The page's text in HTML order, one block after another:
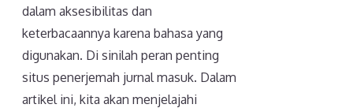
dalam aksesibilitas dan
keterbacaannya karena bahasa yang
digunakan. Di sinilah peran penting
situs penerjemah jurnal masuk. Dalam
artikel ini, kita akan menjelajahi